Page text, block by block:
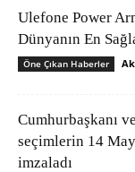
Ulefone Power
Dünyanın En
Öne Çıkan Haberler
Cumhurbaşkanı
seçimlerin 14
imzaladı